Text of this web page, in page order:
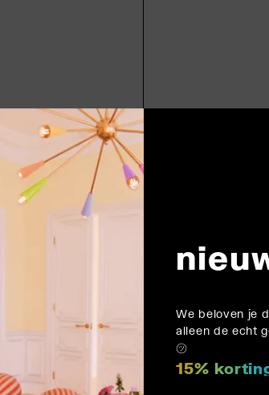
We beloven je
alleen de echt
㋡
15%